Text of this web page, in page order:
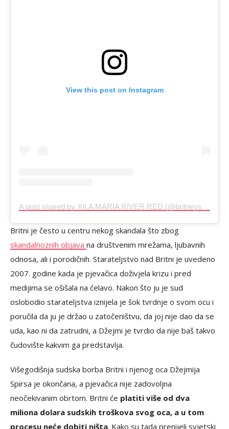
View this post on Instagram
Britni je često u centru nekog skandala što zbog
skandalnoznih objava na društvenim mrežama, ljubavnih
odnosa, ali i porodičnih. Starateljstvo nad Britni je uvedeno
2007. godine kada je pjevačica doživjela krizu i pred
medijima se ošišala na ćelavo. Nakon što ju je sud
oslobodio starateljstva iznijela je šok tvrdnje o svom ocu i
poručila da ju je držao u zatočeništvu, da joj nije dao da se
uda, kao ni da zatrudni, a Džejmi je tvrdio da nije baš takvo
čudovište kakvim ga predstavlja.
Višegodišnja sudska borba Britni i njenog oca Džejmija
Spirsa je okončana, a pjevačica nije zadovoljna
neočekivanim obrtom. Britni će platiti više od dva
miliona dolara sudskih troškova svog oca, a u tom
procesu neće dobiti ništa. Kako su tada prenijeli svjetski